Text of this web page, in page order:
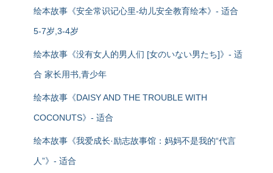
绘本故事《安全常识记心里-幼儿安全教育绘本》- 适合
5-7岁,3-4岁
绘本故事《没有女人的男人们 [女のいない男たち]》- 适
合 家长用书,青少年
绘本故事《DAISY AND THE TROUBLE WITH
COCONUTS》- 适合
绘本故事《我爱成长·励志故事馆：妈妈不是我的“代言
人”》- 适合